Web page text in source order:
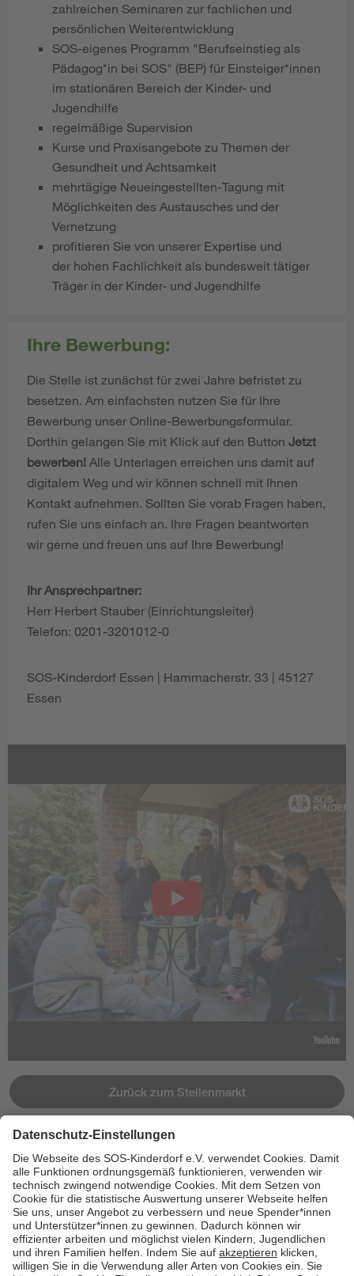
zahlreichen Seminaren zur fachlichen und
persönlichen Weiterentwicklung
SOS-eigenes Programm "Berufseinstieg als
Pädagog*in bei SOS" (BEP) für Einsteiger*innen
im stationären Bereich der Kinder- und
Jugendhilfe
regelmäßige Supervision
Kurse und Praxisangebote zu Themen der
Gesundheit und Achtsamkeit
mehrtägige Neueingestellten-Tagung mit
Möglichkeiten des Austausches und der
Vernetzung
profitieren Sie von unserer Expertise und
der hohen Fachlichkeit als bundesweit tätiger
Träger in der Kinder- und Jugendhilfe
Ihre Bewerbung:
Die Stelle ist zunächst für zwei Jahre befristet zu
besetzen. Am einfachsten nutzen Sie für Ihre
Bewerbung unser Online-Bewerbungsformular.
Dorthin gelangen Sie mit Klick auf den Button Jetzt
bewerben! Alle Unterlagen erreichen uns damit auf
digitalem Weg und wir können schnell mit Ihnen
Kontakt aufnehmen. Sollten Sie vorab Fragen haben,
rufen Sie uns einfach an. Ihre Fragen beantworten
wir gerne und freuen uns auf Ihre Bewerbung!
Ihr Ansprechpartner:
Herr Herbert Stauber (Einrichtungsleiter)
Telefon: 0201-3201012-0
SOS-Kinderdorf Essen | Hammacherstr. 33 | 45127
Essen
Zurück zum Stellenmarkt
Jetzt bewerben